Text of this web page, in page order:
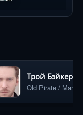
Трой Бэйкер